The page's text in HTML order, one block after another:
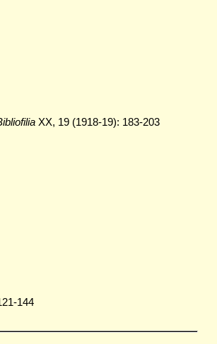
XX, 19 (1918-19): 183-203
144